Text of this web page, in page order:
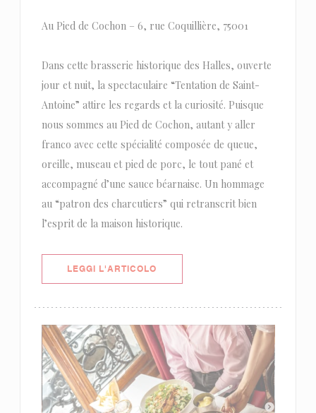
Au Pied de Cochon – 6, rue Coquillière, 75001
Dans cette brasserie historique des Halles, ouverte
jour et nuit, la spectaculaire “Tentation de Saint-
Antoine” attire les regards et la curiosité. Puisque
nous sommes au Pied de Cochon, autant y aller
franco avec cette spécialité composée de queue,
oreille, museau et pied de porc, le tout pané et
accompagné d’une sauce béarnaise. Un hommage
au “patron des charcutiers” qui retranscrit bien
l’esprit de la maison historique.
LEGGI L'ARTICOLO